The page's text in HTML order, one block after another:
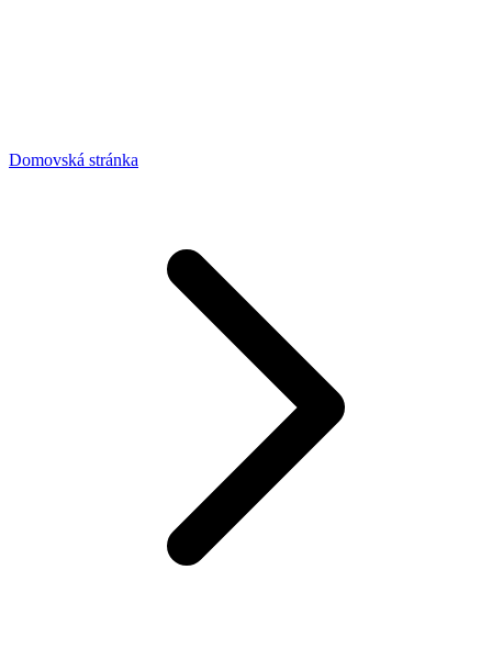
Domovská stránka